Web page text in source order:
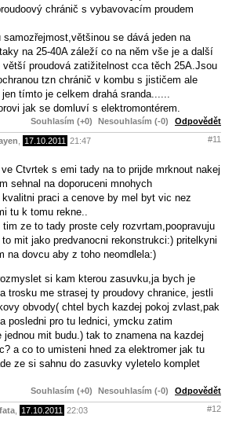
chránič s vybavovacím proudem
se dává jeden na
na 25-40A záleží co na něm vše je a další
proudová zatižitelnost cca těch 25A.Jsou
tzn chránič v kombu s jističem ale
tímto je celkem drahá sranda......
jak se domluví s elektromontérem.
Souhlasím (+0) Nesouhlasím (-0) Odpovědět
17.10.2011 21:47 #11
Ctvrtek s emi tady na to prijde mrknout nakej
sehnal na doporuceni mnohych
praci a cenove by mel byt vic nez
tu k tomu rekne..
ze to tady proste cely rozvrtam,poopravuju
mit jako predvanocni rekonstrukci:) pritelkyni
na dovcu aby z toho neomdlela:)
si kam kterou zasuvku,ja bych je
trosku me strasej ty proudovy chranice, jestli
obvody( chtel bych kazdej pokoj zvlast,pak
posledni pro tu lednici, ymcku zatim
mit budu.) tak to znamena na kazdej
a co to umisteni hned za elektromer jak tu
ze si sahnu do zasuvky vyletelo komplet
Souhlasím (+0) Nesouhlasím (-0) Odpovědět
17.10.2011 22:03 #12